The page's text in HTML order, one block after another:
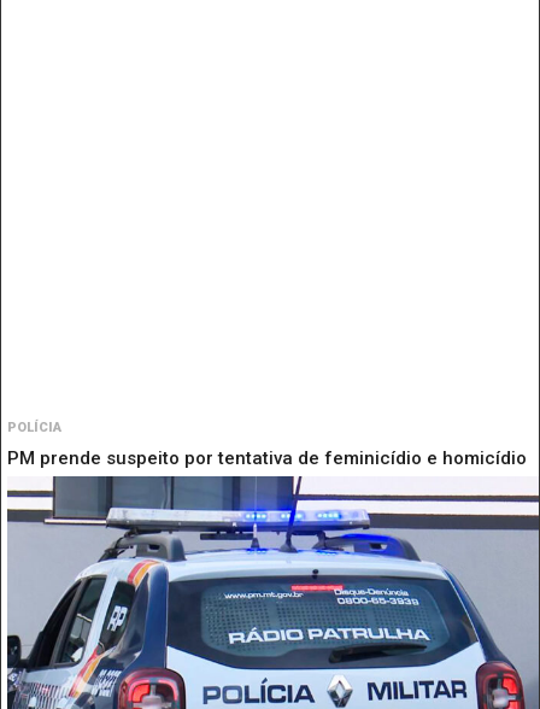
POLÍCIA
PM prende suspeito por tentativa de feminicídio e homicídio